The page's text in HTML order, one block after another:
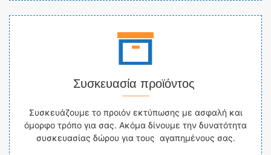
Συσκευασία προϊόντος
Συσκευάζουμε το προιόν εκτύπωσης με ασφαλή και
όμορφο τρόπο για σας. Ακόμα δίνουμε την δυνατότητα
συσκευασίας δώρου για τους αγαπημένους σας.